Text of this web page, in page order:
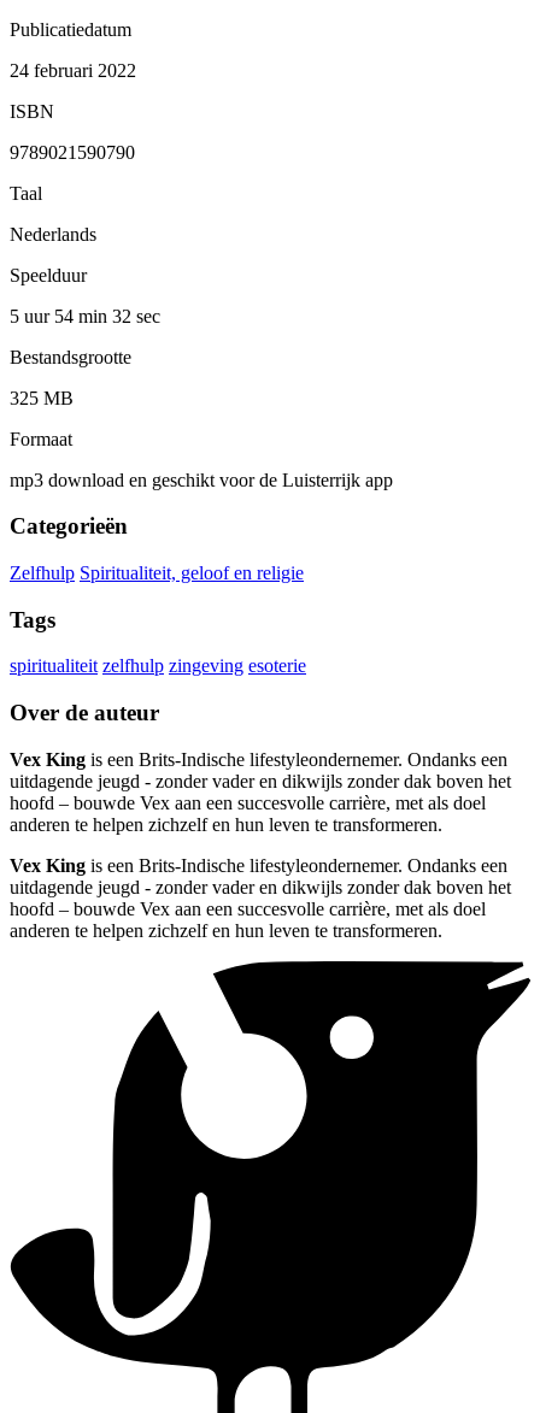
Publicatiedatum
24 februari 2022
ISBN
9789021590790
Taal
Nederlands
Speelduur
5 uur 54 min 32 sec
Bestandsgrootte
325 MB
Formaat
mp3 download en geschikt voor de Luisterrijk app
Categorieën
Zelfhulp Spiritualiteit, geloof en religie
Tags
spiritualiteit zelfhulp zingeving esoterie
Over de auteur
Vex King is een Brits-Indische lifestyleondernemer. Ondanks een
uitdagende jeugd - zonder vader en dikwijls zonder dak boven het
hoofd – bouwde Vex aan een succesvolle carrière, met als doel
anderen te helpen zichzelf en hun leven te transformeren.
Vex King is een Brits-Indische lifestyleondernemer. Ondanks een
uitdagende jeugd - zonder vader en dikwijls zonder dak boven het
hoofd – bouwde Vex aan een succesvolle carrière, met als doel
anderen te helpen zichzelf en hun leven te transformeren.